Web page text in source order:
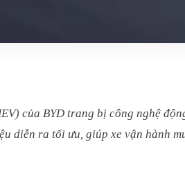
của BYD trang bị công nghệ
diễn ra tối ưu, giúp xe vận hành